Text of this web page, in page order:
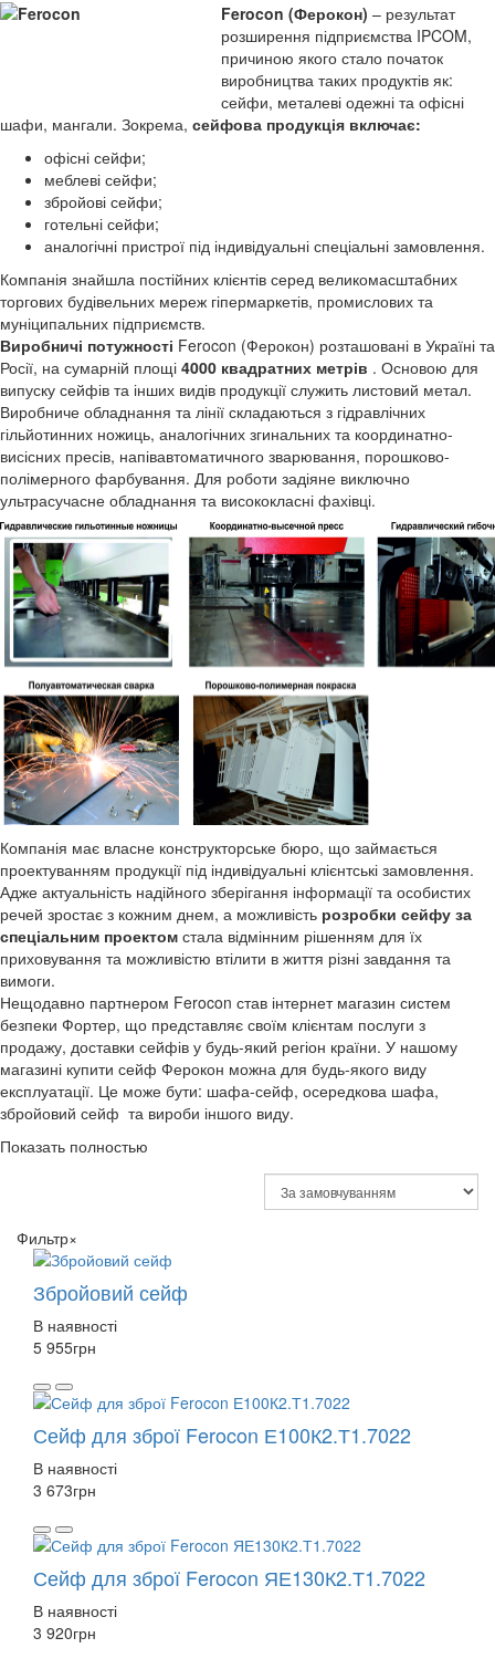
Ferocon (Ферокон) – результат
розширення підприємства IPCOM,
причиною якого стало початок
виробництва таких продуктів як:
сейфи, металеві одежні та офісні
шафи, мангали. Зокрема, сейфова продукція включає:
офісні сейфи;
меблеві сейфи;
збройові сейфи;
готельні сейфи;
аналогічні пристрої під індивідуальні спеціальні замовлення.
Компанія знайшла постійних клієнтів серед великомасштабних
торгових будівельних мереж гіпермаркетів, промислових та
муніципальних підприємств.
Виробничі потужності Ferocon (Ферокон) розташовані в Україні та
Росії, на сумарній площі 4000 квадратних метрів . Основою для
випуску сейфів та інших видів продукції служить листовий метал.
Виробниче обладнання та лінії складаються з гідравлічних
гільйотинних ножиць, аналогічних згинальних та координатно-
висісних пресів, напівавтоматичного зварювання, порошково-
полімерного фарбування. Для роботи задіяне виключно
ультрасучасне обладнання та висококласні фахівці.
Компанія має власне конструкторське бюро, що займається
проектуванням продукції під індивідуальні клієнтські замовлення.
Адже актуальність надійного зберігання інформації та особистих
речей зростає з кожним днем, а можливість розробки сейфу за
спеціальним проектом стала відмінним рішенням для їх
приховування та можливістю втілити в життя різні завдання та
вимоги.
Нещодавно партнером Ferocon став інтернет магазин систем
безпеки Фортер, що представляє своїм клієнтам послуги з
продажу, доставки сейфів у будь-який регіон країни. У нашому
магазині купити сейф Ферокон можна для будь-якого виду
експлуатації. Це може бути: шафа-сейф, осередкова шафа,
збройовий сейф та вироби іншого виду.
Показать полностью
Фильтр×
Збройовий сейф
В наявності
5 955грн
Сейф для зброї Ferocon Е100К2.Т1.7022
В наявності
3 673грн
Сейф для зброї Ferocon ЯЕ130К2.Т1.7022
В наявності
3 920грн